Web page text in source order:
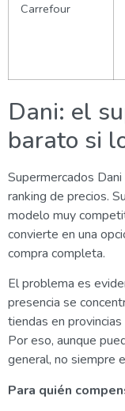
Carrefour
Dani: el
barato si
Supermercados
ranking de precios.
modelo muy
convierte en una
compra completa.
El problema es
presencia se
tiendas en provincias
Por eso, aunque
general, no siempre
Para quién